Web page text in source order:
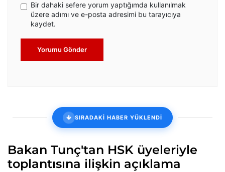
Bir dahaki sefere yorum yaptığımda kullanılmak
üzere adımı ve e-posta adresimi bu tarayıcıya
kaydet.
Yorumu Gönder
SIRADAKİ HABER YÜKLENDİ
Bakan Tunç'tan HSK üyeleriyle
toplantısına ilişkin açıklama